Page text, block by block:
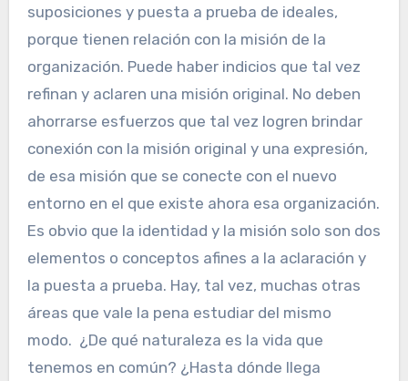
suposiciones y puesta a prueba de ideales,
porque tienen relación con la misión de la
organización. Puede haber indicios que tal vez
refinan y aclaren una misión original. No deben
ahorrarse esfuerzos que tal vez logren brindar
conexión con la misión original y una expresión,
de esa misión que se conecte con el nuevo
entorno en el que existe ahora esa organización.
Es obvio que la identidad y la misión solo son dos
elementos o conceptos afines a la aclaración y
la puesta a prueba. Hay, tal vez, muchas otras
áreas que vale la pena estudiar del mismo
modo. ¿De qué naturaleza es la vida que
tenemos en común? ¿Hasta dónde llega